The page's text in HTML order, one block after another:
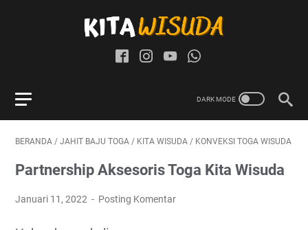
BERANDA / JAHIT BAJU TOGA / KITA WISUDA / KONVEKSI TOGA WISUDA
Partnership Aksesoris Toga Kita Wisuda
Januari 11, 2022 Posting Komentar